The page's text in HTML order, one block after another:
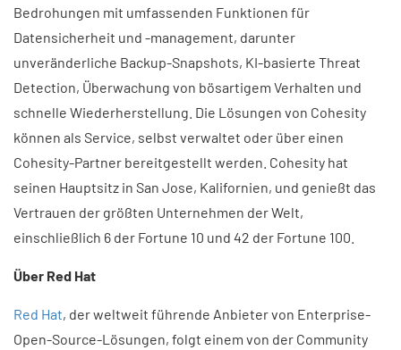
Bedrohungen mit umfassenden Funktionen für
Datensicherheit und -management, darunter
unveränderliche Backup-Snapshots, KI-basierte Threat
Detection, Überwachung von bösartigem Verhalten und
schnelle Wiederherstellung. Die Lösungen von Cohesity
können als Service, selbst verwaltet oder über einen
Cohesity-Partner bereitgestellt werden. Cohesity hat
seinen Hauptsitz in San Jose, Kalifornien, und genießt das
Vertrauen der größten Unternehmen der Welt,
einschließlich 6 der Fortune 10 und 42 der Fortune 100.
Über Red Hat
Red Hat, der weltweit führende Anbieter von Enterprise-
Open-Source-Lösungen, folgt einem von der Community